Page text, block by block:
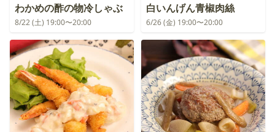
わかめの酢の物冷しゃぶ
8/22 (土) 19:00〜20:00
白いんげん青椒肉絲
6/26 (金) 19:00〜20:00